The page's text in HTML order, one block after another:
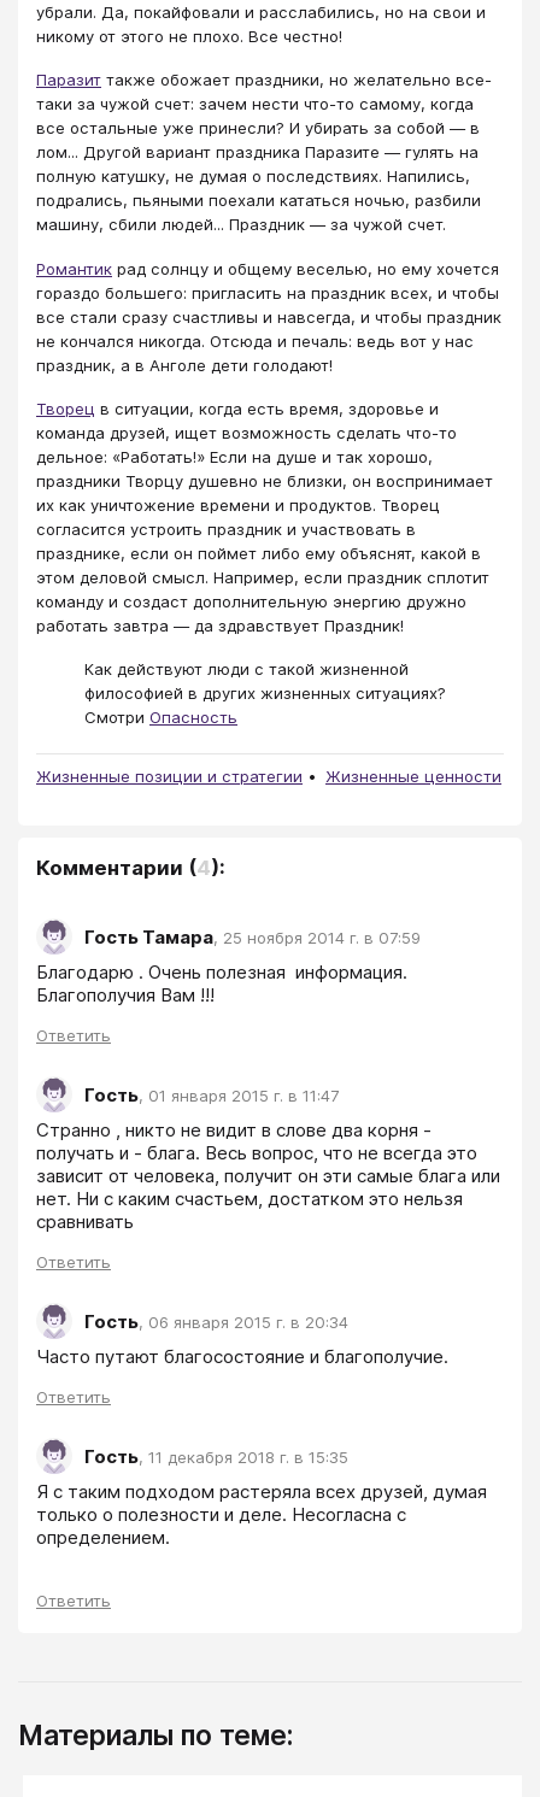
убрали. Да, покайфовали и расслабились, но на свои и
никому от этого не плохо. Все честно!
Паразит также обожает праздники, но желательно все-
таки за чужой счет: зачем нести что-то самому, когда
все остальные уже принесли? И убирать за собой — в
лом... Другой вариант праздника Паразите — гулять на
полную катушку, не думая о последствиях. Напились,
подрались, пьяными поехали кататься ночью, разбили
машину, сбили людей... Праздник — за чужой счет.
Романтик рад солнцу и общему веселью, но ему хочется
гораздо большего: пригласить на праздник всех, и чтобы
все стали сразу счастливы и навсегда, и чтобы праздник
не кончался никогда. Отсюда и печаль: ведь вот у нас
праздник, а в Анголе дети голодают!
Творец в ситуации, когда есть время, здоровье и
команда друзей, ищет возможность сделать что-то
дельное: «Работать!» Если на душе и так хорошо,
праздники Творцу душевно не близки, он воспринимает
их как уничтожение времени и продуктов. Творец
согласится устроить праздник и участвовать в
празднике, если он поймет либо ему объяснят, какой в
этом деловой смысл. Например, если праздник сплотит
команду и создаст дополнительную энергию дружно
работать завтра — да здравствует Праздник!
Как действуют люди с такой жизненной
философией в других жизненных ситуациях?
Смотри Опасность
Жизненные позиции и стратегии Жизненные ценности
Комментарии (4):
Гость Тамара, 25 ноября 2014 г. в 07:59
Благодарю . Очень полезная  информация.
Благополучия Вам !!!
Ответить
Гость, 01 января 2015 г. в 11:47
Странно , никто не видит в слове два корня -
получать и - блага. Весь вопрос, что не всегда это
зависит от человека, получит он эти самые блага или
нет. Ни с каким счастьем, достатком это нельзя
сравнивать
Ответить
Гость, 06 января 2015 г. в 20:34
Часто путают благосостояние и благополучие.
Ответить
Гость, 11 декабря 2018 г. в 15:35
Я с таким подходом растеряла всех друзей, думая
только о полезности и деле. Несогласна с
определением.
Ответить
Материалы по теме: